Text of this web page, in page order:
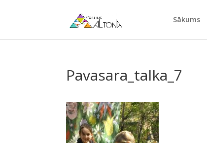
Sākums
Pavasara_talka_7